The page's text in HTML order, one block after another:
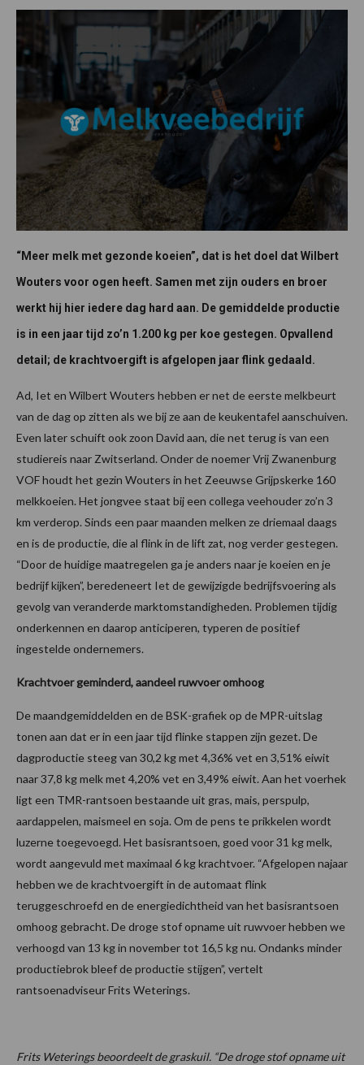
“Meer melk met gezonde koeien”, dat is het doel dat Wilbert
Wouters voor ogen heeft. Samen met zijn ouders en broer
werkt hij hier iedere dag hard aan. De gemiddelde productie
is in een jaar tijd zo’n 1.200 kg per koe gestegen. Opvallend
detail; de krachtvoergift is afgelopen jaar flink gedaald.
Ad, Iet en Wilbert Wouters hebben er net de eerste melkbeurt
van de dag op zitten als we bij ze aan de keukentafel aanschuiven.
Even later schuift ook zoon David aan, die net terug is van een
studiereis naar Zwitserland. Onder de noemer Vrij Zwanenburg
VOF houdt het gezin Wouters in het Zeeuwse Grijpskerke 160
melkkoeien. Het jongvee staat bij een collega veehouder zo’n 3
km verderop. Sinds een paar maanden melken ze driemaal daags
en is de productie, die al flink in de lift zat, nog verder gestegen.
“Door de huidige maatregelen ga je anders naar je koeien en je
bedrijf kijken”, beredeneert Iet de gewijzigde bedrijfsvoering als
gevolg van veranderde marktomstandigheden. Problemen tijdig
onderkennen en daarop anticiperen, typeren de positief
ingestelde ondernemers.
Krachtvoer geminderd, aandeel ruwvoer omhoog
De maandgemiddelden en de BSK-grafiek op de MPR-uitslag
tonen aan dat er in een jaar tijd flinke stappen zijn gezet. De
dagproductie steeg van 30,2 kg met 4,36% vet en 3,51% eiwit
naar 37,8 kg melk met 4,20% vet en 3,49% eiwit. Aan het voerhek
ligt een TMR-rantsoen bestaande uit gras, mais, perspulp,
aardappelen, maismeel en soja. Om de pens te prikkelen wordt
luzerne toegevoegd. Het basisrantsoen, goed voor 31 kg melk,
wordt aangevuld met maximaal 6 kg krachtvoer. “Afgelopen najaar
hebben we de krachtvoergift in de automaat flink
teruggeschroefd en de energiedichtheid van het basisrantsoen
omhoog gebracht. De droge stof opname uit ruwvoer hebben we
verhoogd van 13 kg in november tot 16,5 kg nu. Ondanks minder
productiebrok bleef de productie stijgen”, vertelt
rantsoenadviseur Frits Weterings.
Frits Weterings beoordeelt de graskuil. “De droge stof opname uit